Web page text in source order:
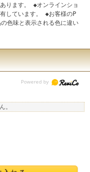
ります。 ◆オンラインショ
しています。 ◆お客様のP
色味と表示される色に違い
。